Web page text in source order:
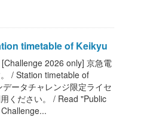
timetable of Keikyu
[Challenge 2026 only] 京急電
/ Station timetable of
ータチャレンジ限定ライセ
ください。 / Read "Public